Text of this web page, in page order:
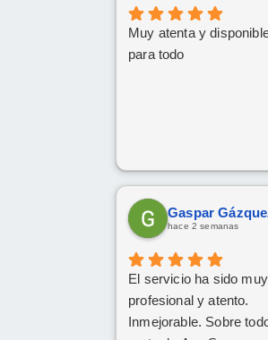
implicación y
profesionalidad, al final
conseguido sacar
Muy atenta y
para todo
hace 2 semanas
El servicio ha sido muy
profesional y atento.
Inmejorable. Sobre